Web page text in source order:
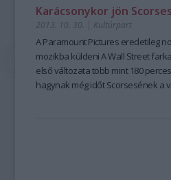
Karácsonykor jön
2013. 10. 30. | Kultúrpart
A Paramount Pictures eredetileg
mozikba küldeniA Wall Street
első változata több mint 180
hagynak még időt Scorsesének a